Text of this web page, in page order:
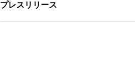
プレスリリース